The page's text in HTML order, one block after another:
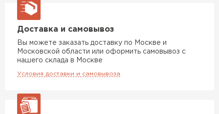
Доставка и самовывоз
Вы можете заказать доставку по Москве и
Московской области или оформить самовывоз с
нашего склада в Москве
Условия доставки и самовывоза